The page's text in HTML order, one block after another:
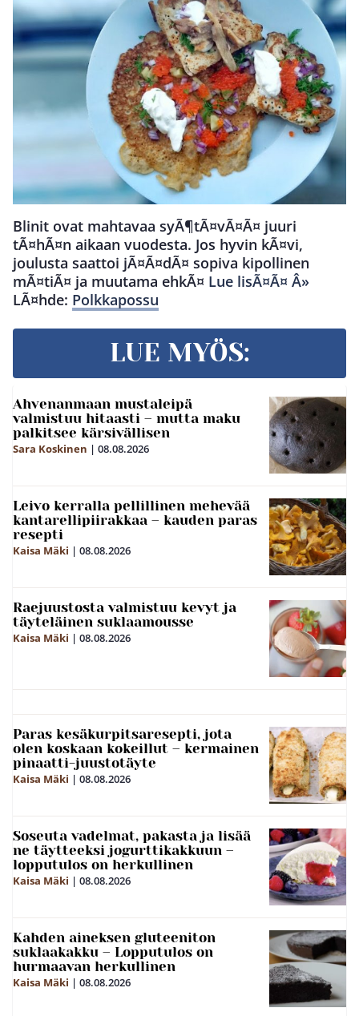
Blinit ovat mahtavaa syÃ¶tÃ¤vÃ¤Ã¤ juuri
tÃ¤hÃ¤n aikaan vuodesta. Jos hyvin kÃ¤vi,
joulusta saattoi jÃ¤Ã¤dÃ¤ sopiva kipollinen
mÃ¤tiÃ¤ ja muutama ehkÃ¤ Lue lisÃ¤Ã¤ Â»
LÃ¤hde: Polkkapossu
LUE MYÖS:
Ahvenanmaan mustaleipä
valmistuu hitaasti – mutta maku
palkitsee kärsivällisen
Sara Koskinen | 08.08.2026
Leivo kerralla pellillinen mehevää
kantarellipiirakkaa – kauden paras
resepti
Kaisa Mäki | 08.08.2026
Raejuustosta valmistuu kevyt ja
täyteläinen suklaamousse
Kaisa Mäki | 08.08.2026
Paras kesäkurpitsaresepti, jota
olen koskaan kokeillut – kermainen
pinaatti-juustotäyte
Kaisa Mäki | 08.08.2026
Soseuta vadelmat, pakasta ja lisää
ne täytteeksi jogurttikakkuun –
lopputulos on herkullinen
Kaisa Mäki | 08.08.2026
Kahden aineksen gluteeniton
suklaakakku – Lopputulos on
hurmaavan herkullinen
Kaisa Mäki | 08.08.2026